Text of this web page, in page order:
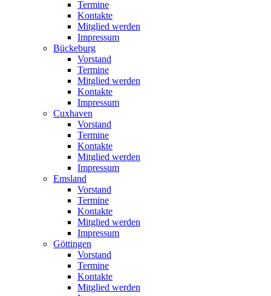
Termine
Kontakte
Mitglied werden
Impressum
Bückeburg
Vorstand
Termine
Mitglied werden
Kontakte
Impressum
Cuxhaven
Vorstand
Termine
Kontakte
Mitglied werden
Impressum
Emsland
Vorstand
Termine
Kontakte
Mitglied werden
Impressum
Göttingen
Vorstand
Termine
Kontakte
Mitglied werden